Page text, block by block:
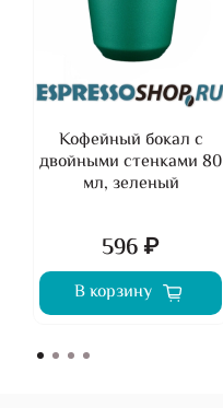
Кофейный бокал с
двойными стенками 80
мл, зеленый
596 ₽
В корзину